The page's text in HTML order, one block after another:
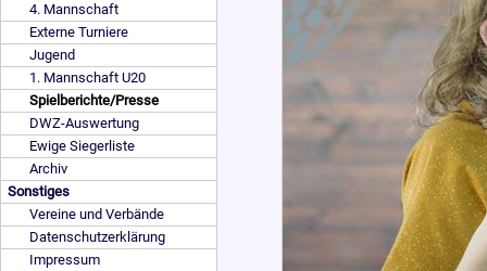
4. Mannschaft
Externe Turniere
Jugend
1. Mannschaft U20
Spielberichte/Presse
DWZ-Auswertung
Ewige Siegerliste
Archiv
Sonstiges
Vereine und Verbände
Datenschutzerklärung
Impressum